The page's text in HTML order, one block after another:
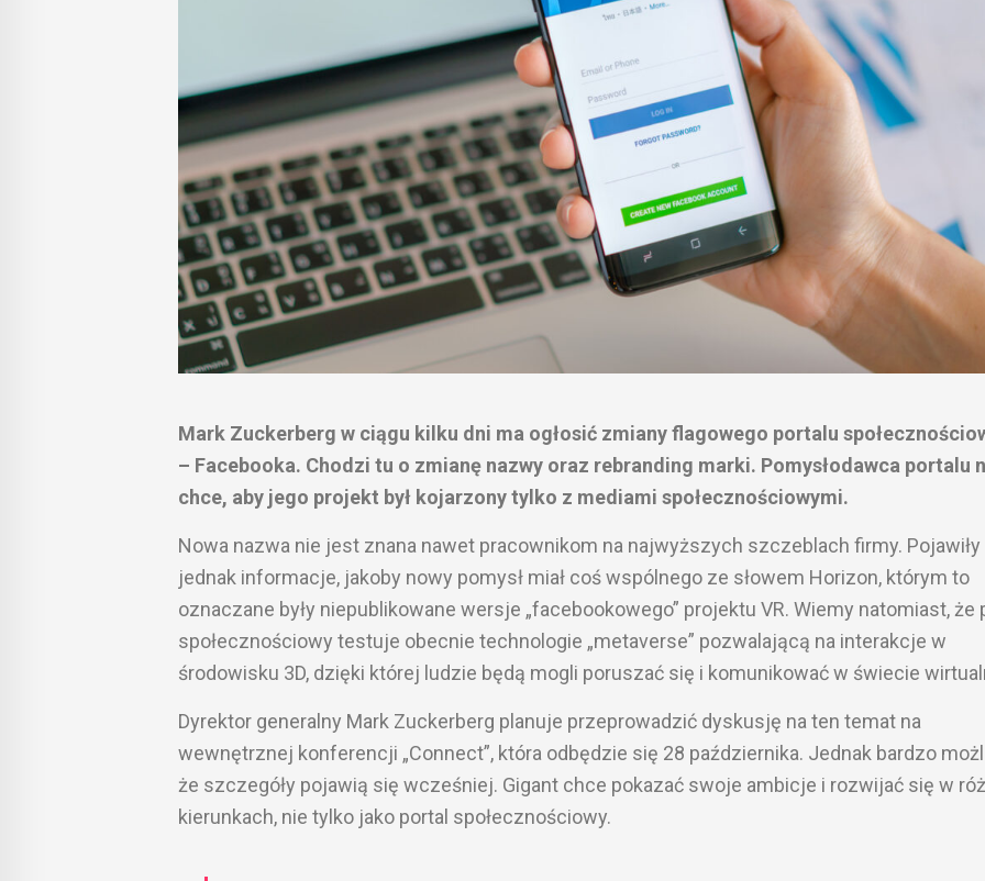
Mark Zuckerberg w ciągu kilku dni ma ogłosić zmiany flagowego portalu
– Facebooka. Chodzi tu o zmianę nazwy oraz rebranding marki. Pomysłodawca portalu
chce, aby jego projekt był kojarzony tylko z mediami społecznościowymi.
Nowa nazwa nie jest znana nawet pracownikom na najwyższych szczeblach firmy.
jednak informacje, jakoby nowy pomysł miał coś wspólnego ze słowem Horizon, którym to
oznaczane były niepublikowane wersje „facebookowego” projektu VR. Wiemy natomiast, że
społecznościowy testuje obecnie technologie „metaverse” pozwalającą na interakcje w
środowisku 3D, dzięki której ludzie będą mogli poruszać się i komunikować w świecie
Dyrektor generalny Mark Zuckerberg planuje przeprowadzić dyskusję na ten temat na
wewnętrznej konferencji „Connect”, która odbędzie się 28 października. Jednak bardzo
że szczegóły pojawią się wcześniej. Gigant chce pokazać swoje ambicje i rozwijać się w
kierunkach, nie tylko jako portal społecznościowy.